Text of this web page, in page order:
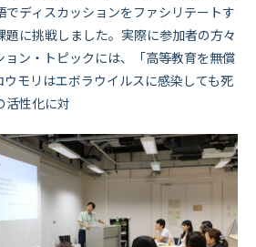
でディスカッションをファシリテートす
題に挑戦しました。実際に参加者の方々
ン・トピックには、「高等教育を無償
モリはエボラウイルスに感染しても死
活性化に対